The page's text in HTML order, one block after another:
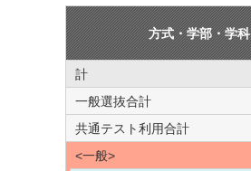
方式・学部・学科
計
一般選抜合計
共通テスト利用合計
<一般>